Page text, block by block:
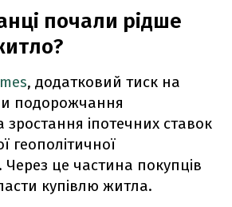
почали рідше
, додатковий тиск на
подорожчання
зростання іпотечних ставок
геополітичної
Через це частина покупців
купівлю житла.